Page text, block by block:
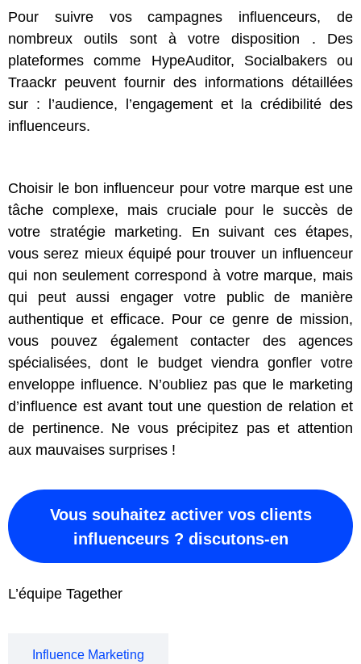
Pour suivre vos campagnes influenceurs, de
nombreux outils sont à votre disposition . Des
plateformes comme HypeAuditor, Socialbakers ou
Traackr peuvent fournir des informations détaillées
sur : l’audience, l’engagement et la crédibilité des
influenceurs.
Choisir le bon influenceur pour votre marque est une
tâche complexe, mais cruciale pour le succès de
votre stratégie marketing. En suivant ces étapes,
vous serez mieux équipé pour trouver un influenceur
qui non seulement correspond à votre marque, mais
qui peut aussi engager votre public de manière
authentique et efficace. Pour ce genre de mission,
vous pouvez également contacter des agences
spécialisées, dont le budget viendra gonfler votre
enveloppe influence. N’oubliez pas que le marketing
d’influence est avant tout une question de relation et
de pertinence. Ne vous précipitez pas et attention
aux mauvaises surprises !
Vous souhaitez activer vos clients
influenceurs ? discutons-en
L’équipe Tagether
Influence Marketing